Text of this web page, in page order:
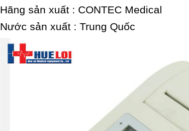
Hãng sản xuất : CONTEC Medical
Nước sản xuất : Trung Quốc